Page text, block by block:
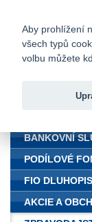
BANKOVNÍ
PODÍLOVÉ
FIO
AKCIE A
Aby prohlížení
všech typů
volbu můžete